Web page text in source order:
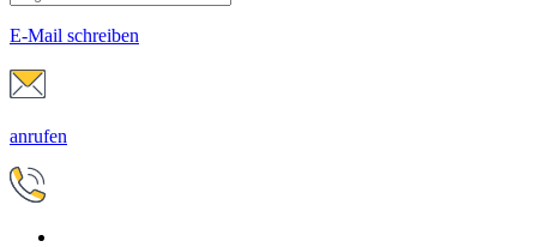
E-Mail schreiben
anrufen